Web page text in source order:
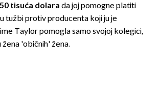
tisuća dolara da joj pomogne platiti
tužbi protiv producenta koji ju je
Taylor pomogla samo svojoj kolegici,
'običnih' žena.